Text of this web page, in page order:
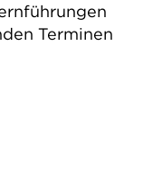
Terminen